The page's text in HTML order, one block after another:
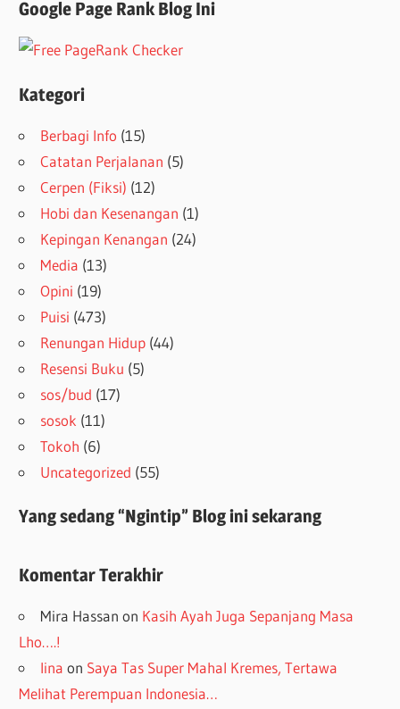
Google Page Rank Blog Ini
Kategori
Berbagi Info (15)
Catatan Perjalanan (5)
Cerpen (Fiksi) (12)
Hobi dan Kesenangan (1)
Kepingan Kenangan (24)
Media (13)
Opini (19)
Puisi (473)
Renungan Hidup (44)
Resensi Buku (5)
sos/bud (17)
sosok (11)
Tokoh (6)
Uncategorized (55)
Yang sedang “Ngintip” Blog ini sekarang
Komentar Terakhir
Mira Hassan on Kasih Ayah Juga Sepanjang Masa
Lho….!
lina on Saya Tas Super Mahal Kremes, Tertawa
Melihat Perempuan Indonesia…